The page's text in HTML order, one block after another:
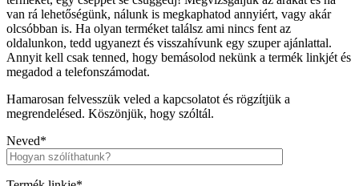
van rá lehetőségünk, nálunk is megkaphatod annyiért, vagy akár
olcsóbban is. Ha olyan terméket találsz ami nincs fent az
oldalunkon, tedd ugyanezt és visszahívunk egy szuper ajánlattal.
Annyit kell csak tenned, hogy bemásolod nekünk a termék linkjét és
megadod a telefonszámodat.
Hamarosan felvesszük veled a kapcsolatot és rögzítjük a
megrendelésed. Köszönjük, hogy szóltál.
Neved*